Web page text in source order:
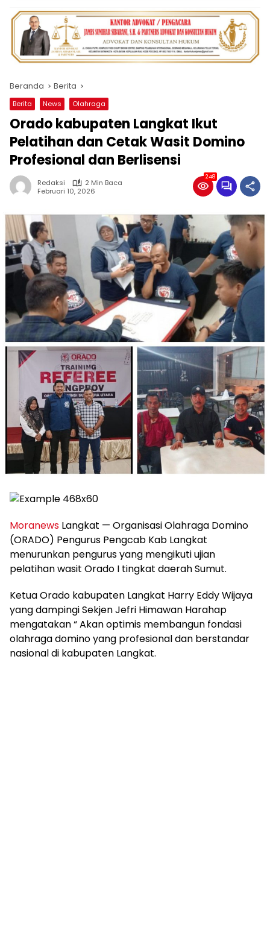
Beranda Berita
Berita News Olahraga
Orado kabupaten Langkat Ikut
Pelatihan dan Cetak Wasit Domino
Profesional dan Berlisensi
Redaksi
2 Min Baca
Februari 10, 2026
248
Moranews Langkat — Organisasi Olahraga Domino
(ORADO) Pengurus Pengcab Kab Langkat
menurunkan pengurus yang mengikuti ujian
pelatihan wasit Orado I tingkat daerah Sumut.
Ketua Orado kabupaten Langkat Harry Eddy Wijaya
yang dampingi Sekjen Jefri Himawan Harahap
mengatakan “ Akan optimis membangun fondasi
olahraga domino yang profesional dan berstandar
nasional di kabupaten Langkat.